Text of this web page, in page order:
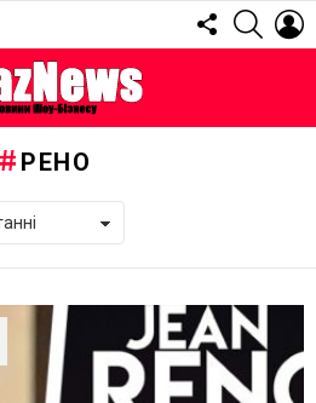
FOLLOW
US
РЕНО